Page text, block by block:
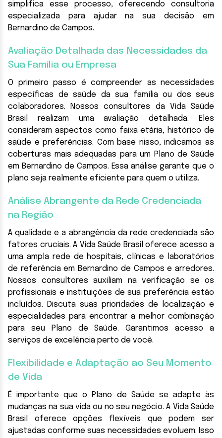
simplifica esse processo, oferecendo consultoria
especializada para ajudar na sua decisão em
Bernardino de Campos.
Avaliação Detalhada das Necessidades da
Sua Família ou Empresa
O primeiro passo é compreender as necessidades
específicas de saúde da sua família ou dos seus
colaboradores. Nossos consultores da Vida Saúde
Brasil realizam uma avaliação detalhada. Eles
consideram aspectos como faixa etária, histórico de
saúde e preferências. Com base nisso, indicamos as
coberturas mais adequadas para um Plano de Saúde
em Bernardino de Campos. Essa análise garante que o
plano seja realmente eficiente para quem o utiliza.
Análise Abrangente da Rede Credenciada
na Região
A qualidade e a abrangência da rede credenciada são
fatores cruciais. A Vida Saúde Brasil oferece acesso a
uma ampla rede de hospitais, clínicas e laboratórios
de referência em Bernardino de Campos e arredores.
Nossos consultores auxiliam na verificação se os
profissionais e instituições de sua preferência estão
incluídos. Discuta suas prioridades de localização e
especialidades para encontrar a melhor combinação
para seu Plano de Saúde. Garantimos acesso a
serviços de excelência perto de você.
Flexibilidade e Adaptação ao Seu Momento
de Vida
É importante que o Plano de Saúde se adapte às
mudanças na sua vida ou no seu negócio. A Vida Saúde
Brasil oferece opções flexíveis que podem ser
ajustadas conforme suas necessidades evoluem. Isso